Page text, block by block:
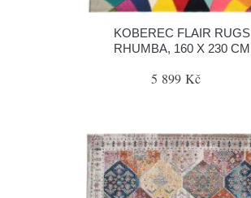
KOBEREC FLAIR RUGS
RHUMBA, 160 X 230 CM
5 899 Kč